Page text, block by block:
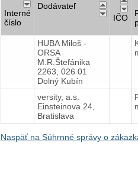
Interné
číslo
Dodávateľ
IČO
HUBA Miloš -
ORSA
M.R.Štefánika
2263, 026 01
Dolný Kubín
versity, a.s.
Einsteinova 24,
Bratislava
Naspäť na Súhrnné správy o